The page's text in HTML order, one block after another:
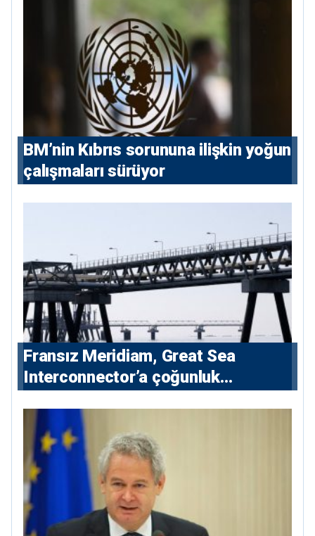
BM’nin Kıbrıs sorununa ilişkin yoğun
çalışmaları sürüyor
Fransız Meridiam, Great Sea
Interconnector’a çoğunluk